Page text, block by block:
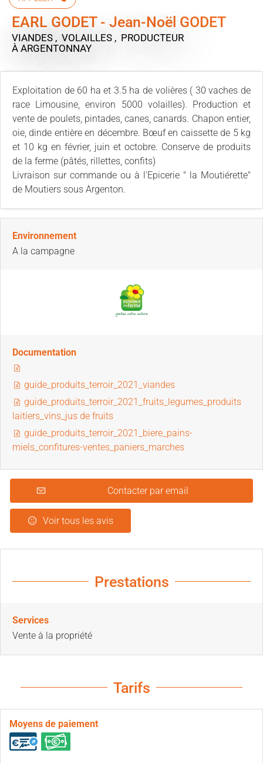
EARL GODET - Jean-Noël GODET
VIANDES , VOLAILLES , PRODUCTEUR
À ARGENTONNAY
Exploitation de 60 ha et 3.5 ha de volières ( 30 vaches de
race Limousine, environ 5000 volailles). Production et
vente de poulets, pintades, canes, canards. Chapon entier,
oie, dinde entière en décembre. Bœuf en caissette de 5 kg
et 10 kg en février, juin et octobre. Conserve de produits
de la ferme (pâtés, rillettes, confits)
Livraison sur commande ou à l'Epicerie " la Moutiérette"
de Moutiers sous Argenton.
Environnement
A la campagne
Documentation
guide_produits_terroir_2021_viandes
guide_produits_terroir_2021_fruits_legumes_produits
laitiers_vins_jus de fruits
guide_produits_terroir_2021_biere_pains-
miels_confitures-ventes_paniers_marches
Contacter par email
Voir tous les avis
Prestations
Services
Vente à la propriété
Tarifs
Moyens de paiement